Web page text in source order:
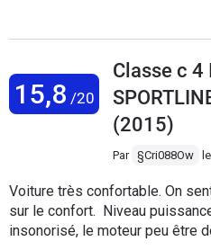
femme .
vraiment le
15,8 /20
Classe c 4
(2015)
Par §Cri088Ow le
Voiture très confortable. On
sur le confort. Niveau
insonorisé, le moteur peu être